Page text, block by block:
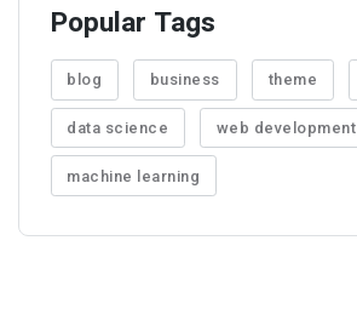
Popular Tags
blog business theme
data science web development
machine learning